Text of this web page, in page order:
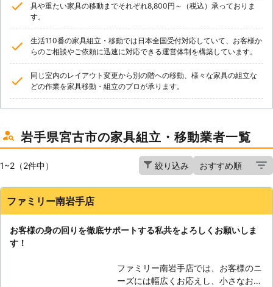
具や重たい家具の移動までそれぞれ8,800円～（税込）承っておりま
す。
生活110番の家具組立・移動では日本全国受付対応していて、お客様か
らのご相談やご依頼に迅速に対応できる運営体制を構築しています。
同じ室内のレイアウト変更から別の階への移動、様々な家具の組立な
どの作業を家具移動・組立のプロが承ります。
岩手県宮古市の家具組立・移動業者一覧
1~2（2件中） 絞り込み
ファミリー南岩手店
お客様の身の回りを徹底サポートする私共をよろしくお願いしま
す！
ファミリー南岩手店では、お客様のニ
ーズには幅広くお応えし、小さなお困